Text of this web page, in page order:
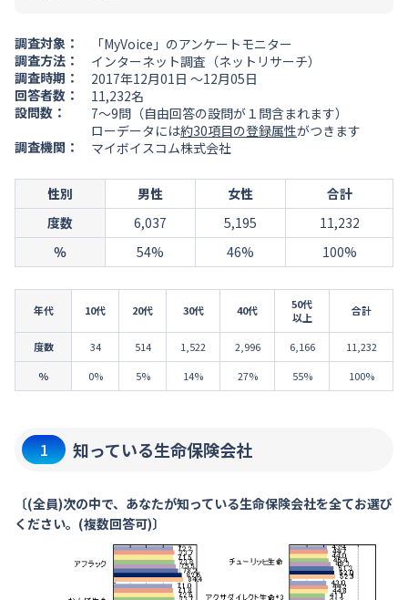
調査対象：
「MyVoice」のアンケートモニター
調査方法：
インターネット調査（ネットリサーチ）
調査時期：
2017年12月01日 ～12月05日
回答者数：
11,232名
設問数：
7～9問（自由回答の設問が１問含まれます）
ローデータには約30項目の登録属性がつきます
調査機関：
マイボイスコム株式会社
性別 男性 女性
合計
度数
6,037 5,195
11,232
％
54% 46% 100%
年代 10代 20代 30代 40代
50代
以上
合計
度数 34 514 1,522 2,996 6,166
11,232
％
0% 5% 14% 27% 55% 100%
1 知っている生命保険会社
〔(全員)次の中で、あなたが知っている生命保険会社を全てお選び
ください。(複数回答可)〕